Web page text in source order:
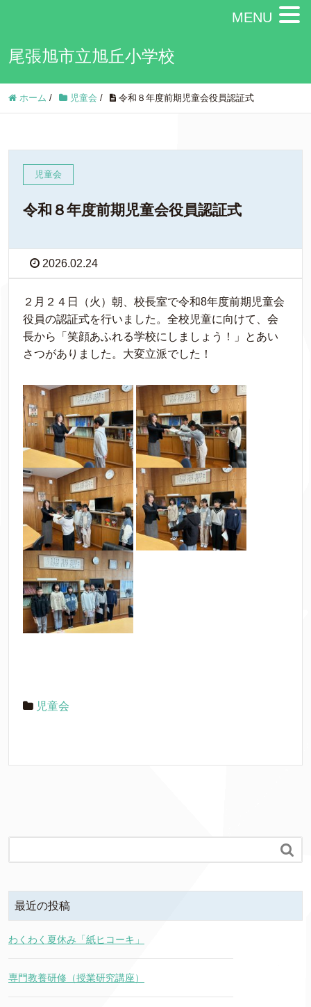
尾張旭市立旭丘小学校
ホーム / 児童会 / 令和８年度前期児童会役員認証式
児童会
令和８年度前期児童会役員認証式
2026.02.24
２月２４日（火）朝、校長室で令和8年度前期児童会
役員の認証式を行いました。全校児童に向けて、会
長から「笑顔あふれる学校にしましょう！」とあい
さつがありました。大変立派でした！
児童会

最近の投稿
わくわく夏休み「紙ヒコーキ」
専門教養研修（授業研究講座）
MENU